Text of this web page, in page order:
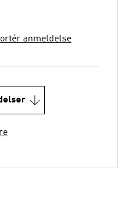
anmeldelse